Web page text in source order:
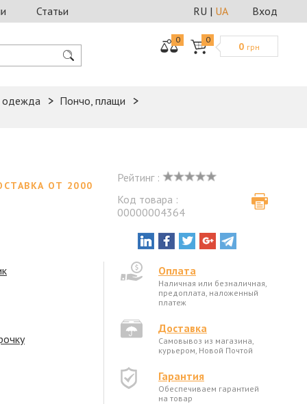
Статьи Вход
RU | UA
0 0
0 грн
одежда
Пончо, плащи
Рейтинг :
Код товара :
00000004364
Оплата
Наличная или безналичная,
предоплата, наложенный
платеж
Доставка
Самовывоз из магазина,
курьером, Новой Почтой
Гарантия
Обеспечиваем гарантией
на товар
ОТ 2000